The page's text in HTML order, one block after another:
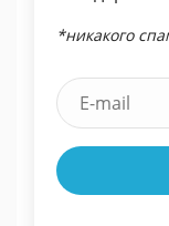
*никакого